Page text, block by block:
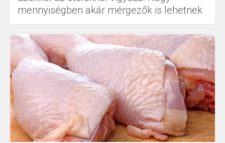
mennyiségben akár mérgezők is lehetnek